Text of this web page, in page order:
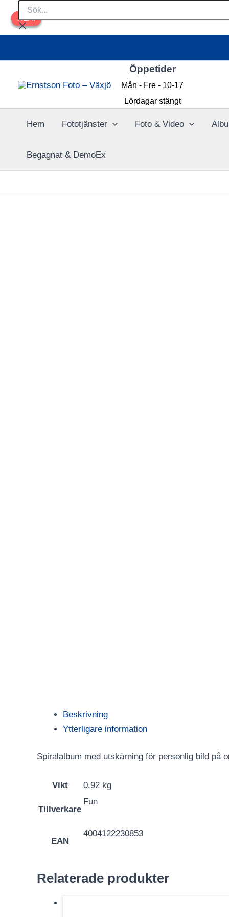
innehåll
Sök...
Öppetider
Mån - Fre - 10-17
Lördagar stängt
Hem Fototjänster Foto & Video
Begagnat & DemoEx
REA!
Beskrivning
Ytterligare information
Spiralalbum med utskärning för personlig bild på
Vikt 0,92 kg
Tillverkare
Fun
EAN
4004122230853
Relaterade produkter
REA!
REA!